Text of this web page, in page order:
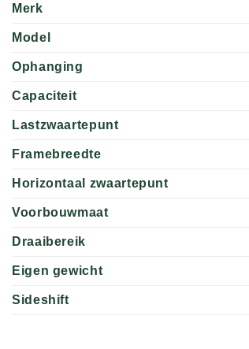
Merk
Model
Ophanging
Capaciteit
Lastzwaartepunt
Framebreedte
Horizontaal zwaartepunt
Voorbouwmaat
Draaibereik
Eigen gewicht
Sideshift